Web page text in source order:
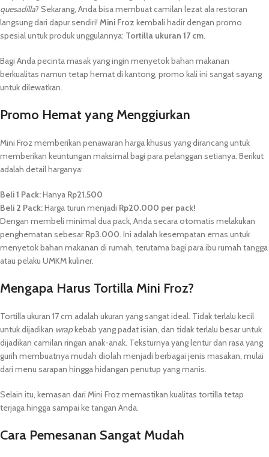
quesadilla? Sekarang, Anda bisa membuat camilan lezat ala restoran
langsung dari dapur sendiri! Mini Froz kembali hadir dengan promo
spesial untuk produk unggulannya: Tortilla ukuran 17 cm.
Bagi Anda pecinta masak yang ingin menyetok bahan makanan
berkualitas namun tetap hemat di kantong, promo kali ini sangat sayang
untuk dilewatkan.
Promo Hemat yang Menggiurkan
Mini Froz memberikan penawaran harga khusus yang dirancang untuk
memberikan keuntungan maksimal bagi para pelanggan setianya. Berikut
adalah detail harganya:
Beli 1 Pack:Hanya Rp21.500
Beli 2 Pack:Harga turun menjadi Rp20.000 per pack!
Dengan membeli minimal dua pack, Anda secara otomatis melakukan
penghematan sebesarRp3.000. Ini adalah kesempatan emas untuk
menyetok bahan makanan di rumah, terutama bagi para ibu rumah tangga
atau pelaku UMKM kuliner.
Mengapa Harus Tortilla Mini Froz?
Tortilla ukuran 17 cm adalah ukuran yang sangat ideal. Tidak terlalu kecil
untuk dijadikan wrapkebab yang padat isian, dan tidak terlalu besar untuk
dijadikan camilan ringan anak-anak. Teksturnya yang lentur dan rasa yang
gurih membuatnya mudah diolah menjadi berbagai jenis masakan, mulai
dari menu sarapan hingga hidangan penutup yang manis.
Selain itu, kemasan dari Mini Froz memastikan kualitas tortilla tetap
terjaga hingga sampai ke tangan Anda.
Cara Pemesanan Sangat Mudah